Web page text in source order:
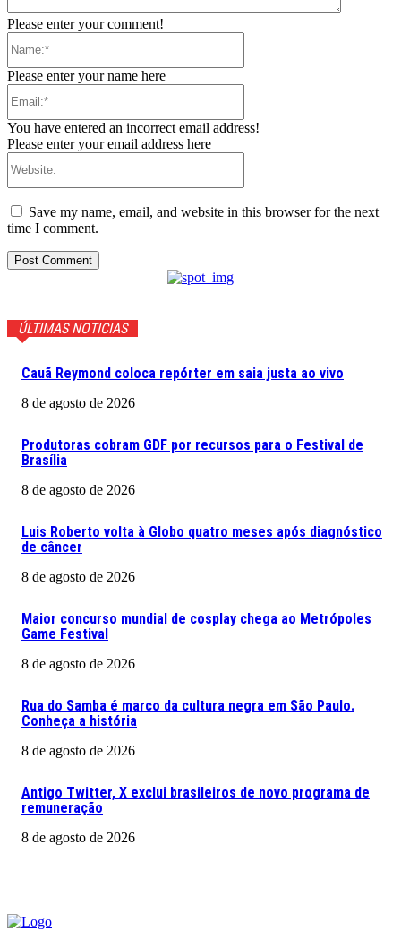
Please enter your comment!
Please enter your name here
You have entered an incorrect email address!
Please enter your email address here
Save my name, email, and website in this browser for the next
time I comment.
ÚLTIMAS NOTICIAS
Cauã Reymond coloca repórter em saia justa ao vivo
8 de agosto de 2026
Produtoras cobram GDF por recursos para o Festival de
Brasília
8 de agosto de 2026
Luis Roberto volta à Globo quatro meses após diagnóstico
de câncer
8 de agosto de 2026
Maior concurso mundial de cosplay chega ao Metrópoles
Game Festival
8 de agosto de 2026
Rua do Samba é marco da cultura negra em São Paulo.
Conheça a história
8 de agosto de 2026
Antigo Twitter, X exclui brasileiros de novo programa de
remuneração
8 de agosto de 2026